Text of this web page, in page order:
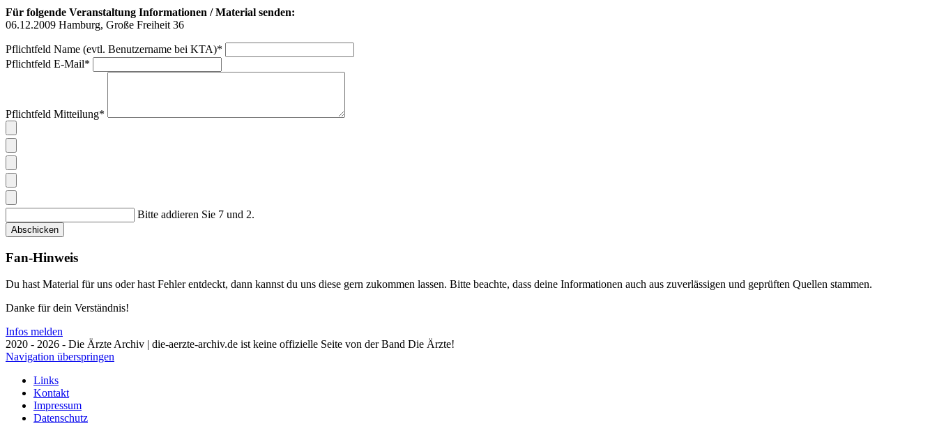
Für folgende Veranstaltung Informationen / Material senden:
06.12.2009 Hamburg, Große Freiheit 36
Pflichtfeld Name (evtl. Benutzername bei KTA)*
Pflichtfeld E-Mail*
Pflichtfeld Mitteilung*
Bitte addieren Sie 7 und 2.
Abschicken
Fan-Hinweis
Du hast Material für uns oder hast Fehler entdeckt, dann kannst du uns diese gern zukommen lassen. Bitte beachte, dass deine Informationen auch aus zuverlässigen und geprüften Quellen stammen.
Danke für dein Verständnis!
Infos melden
2020 - 2026 - Die Ärzte Archiv | die-aerzte-archiv.de ist keine offizielle Seite von der Band Die Ärzte!
Navigation überspringen
Links
Kontakt
Impressum
Datenschutz